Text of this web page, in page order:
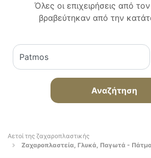
Όλες οι επιχειρήσεις από
βραβεύτηκαν από την
Αναζήτηση
Αετοί της ζαχαροπλαστικής
Ζαχαροπλαστεία, Γλυκά, Παγωτά -